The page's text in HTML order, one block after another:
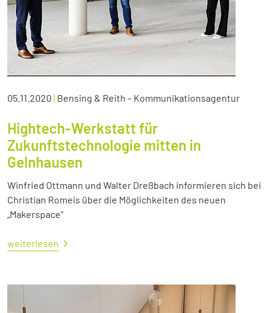
05.11.2020 | Bensing & Reith – Kommunikationsagentur
Hightech-Werkstatt für
Zukunftstechnologie mitten in
Gelnhausen
Winfried Ottmann und Walter Dreßbach informieren sich bei
Christian Romeis über die Möglichkeiten des neuen
„Makerspace“
weiterlesen